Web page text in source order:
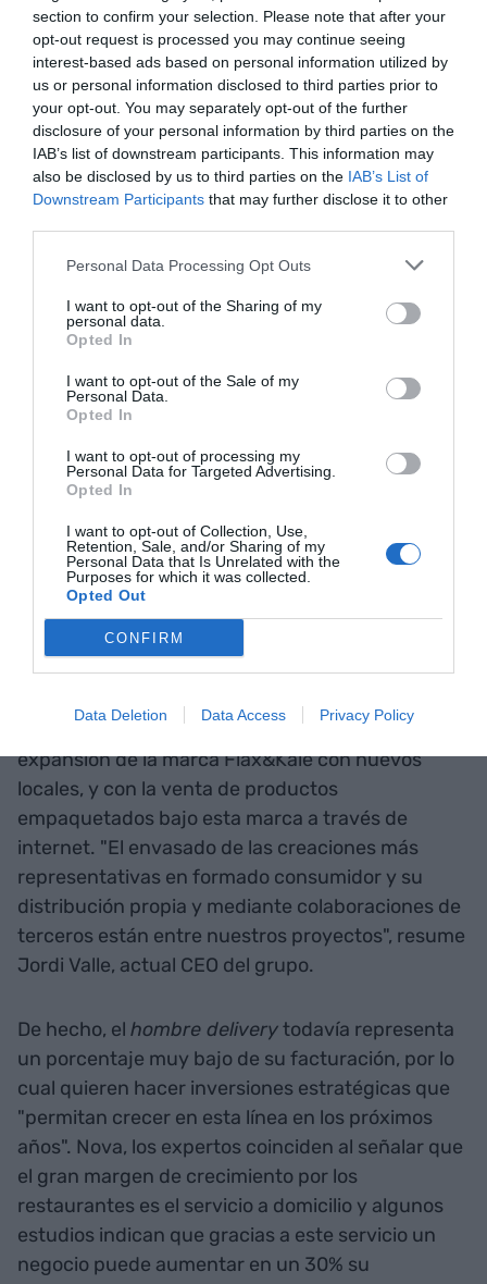
section to confirm your selection. Please note that after your
opt-out request is processed you may continue seeing
interest-based ads based on personal information utilized by
us or personal information disclosed to third parties prior to
your opt-out. You may separately opt-out of the further
disclosure of your personal information by third parties on the
IAB’s list of downstream participants. This information may
also be disclosed by us to third parties on the IAB’s List of
Downstream Participants that may further disclose it to other
Personal Data Processing Opt Outs
I want to opt-out of the Sharing of my
personal data.
Opted In
I want to opt-out of the Sale of my
Personal Data.
Opted In
I want to opt-out of processing my
Personal Data for Targeted Advertising.
Opted In
I want to opt-out of Collection, Use,
Retention, Sale, and/or Sharing of my
Personal Data that Is Unrelated with the
Purposes for which it was collected.
Opted Out
CONFIRM
Data Deletion Data Access Privacy Policy
(6.500 metros cuadrados) para la elaboración de
todos los productos de sus líneas productivas y
las que vendrán.
Actualmente, el grupo sirve unas 15.000 comidas
semanalmente entre todos los locales y da trabajo
a 230 empleados. El ticket es muy variado
hasta los 25 euros del precio de carta de los
restaurantes con servicio a mesa (Teresa Carles,
el Flax&Kale de la calle Talleres o el propio de
Todo y su volumen de negocio (la facturación
sucia el año pasado fue de 14,5 millones de euros,
un crecimiento de un 20% respecto al anterior), la
familiar y todos los subhòldings que cuelgan del
grupo. Únicamente, dos de los restaurantes
iniciales del grupo tienen socios, pero de forma
minoritaria.
Como objetivo por este 2019, el grupo se embarca
en la consolidación de su nueva fábrica, la
expansión de la marca Flax&Kale con nuevos
locales, y con la venta de productos
empaquetados bajo esta marca a través de
internet. "El envasado de las creaciones más
representativas en formado consumidor y su
distribución propia y mediante colaboraciones de
terceros están entre nuestros proyectos", resume
Jordi Valle, actual CEO del grupo.
De hecho, el hombre deliverytodavía representa
un porcentaje muy bajo de su facturación, por lo
cual quieren hacer inversiones estratégicas que
"permitan crecer en esta línea en los próximos
años". Nova, los expertos coinciden al señalar que
el gran margen de crecimiento por los
restaurantes es el servicio a domicilio y algunos
estudios indican que gracias a este servicio un
negocio puede aumentar en un 30% su